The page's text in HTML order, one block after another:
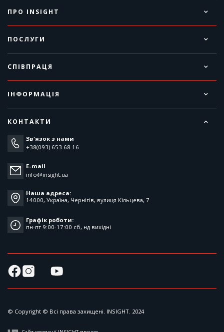
ПРО INSIGHT
ПОСЛУГИ
СПІВПРАЦЯ
ІНФОРМАЦІЯ
КОНТАКТИ
Зв'язок з нами
+38(093) 653 68 16
E-mail
info@insight.ua
Наша адреса:
14000, Україна, Чернігів, вулиця Кільцева, 7
Графік роботи:
пн-пт 9:00-17:00 cб, нд вихідні
© Copyright © Всі права захищені. INSIGHT. 2024